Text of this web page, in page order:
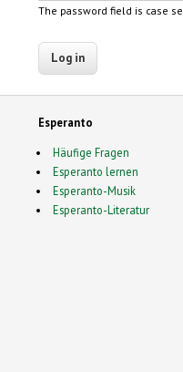
The password field is case
Esperanto
Häufige Fragen
Esperanto lernen
Esperanto-Musik
Esperanto-Literatur